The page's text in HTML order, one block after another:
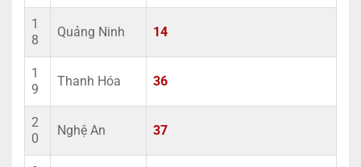
1
8
Quảng Ninh 14
1
9
Thanh Hóa 36
2
0
Nghệ An 37